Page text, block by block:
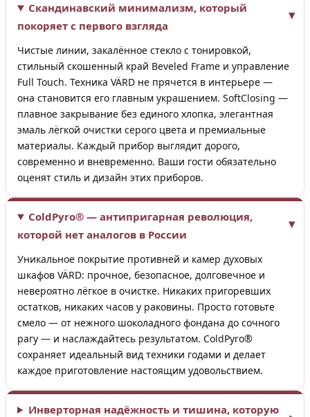
Скандинавский минимализм, который
покоряет с первого взгляда
Чистые линии, закалённое стекло с тонировкой,
стильный скошенный край Beveled Frame и управление
Full Touch. Техника VÄRD не прячется в интерьере —
она становится его главным украшением. SoftClosing —
плавное закрывание без единого хлопка, элегантная
эмаль лёгкой очистки серого цвета и премиальные
материалы. Каждый прибор выглядит дорого,
современно и вневременно. Ваши гости обязательно
оценят стиль и дизайн этих приборов.
ColdPyro® — антипригарная революция,
которой нет аналогов в России
Уникальное покрытие противней и камер духовых
шкафов VÄRD: прочное, безопасное, долговечное и
невероятно лёгкое в очистке. Никаких пригоревших
остатков, никаких часов у раковины. Просто готовьте
смело — от нежного шоколадного фондана до сочного
рагу — и наслаждайтесь результатом. ColdPyro®
сохраняет идеальный вид техники годами и делает
каждое приготовление настоящим удовольствием.
Инверторная надёжность и тишина, которую